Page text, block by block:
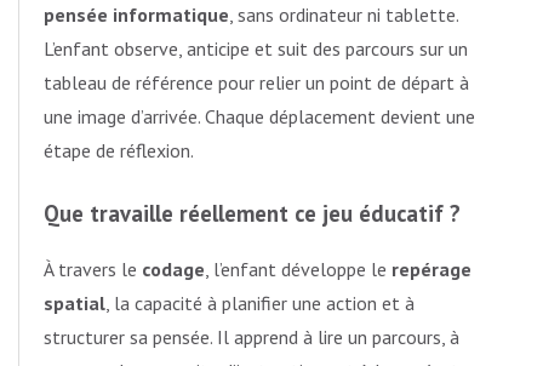
pensée informatique , sans ordinateur ni tablette.
L’enfant observe, anticipe et suit des parcours sur un
tableau de référence pour relier un point de départ à
une image d’arrivée. Chaque déplacement devient une
étape de réflexion.
Que travaille réellement ce jeu éducatif ?
À travers le codage, l’enfant développe le repérage
spatial, la capacité à planifier une action et à
structurer sa pensée. Il apprend à lire un parcours, à